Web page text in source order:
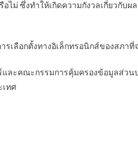
อไม่ ซึ่งทำให้เกิดความกังวลเกี่ยวกั
เลือกตั้งทางอิเล็กทรอนิกส์ของสภาที่
และคณะกรรมการคุ้มครองข้อมูลส่วน
เทศ